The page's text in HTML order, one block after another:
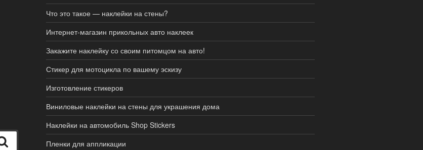
Что это такое — наклейки на стены?
Интернет-магазин прикольных авто наклеек
Закажите наклейку со своим питомцом на авто!
Стикер для мотоцикла по вашему эскизу
Изготовление стикеров
Виниловые наклейки на стены для украшения дома
Наклейки на автомобиль Shop Stickers
Пленки для аппликации